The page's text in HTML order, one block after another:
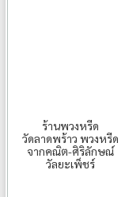
ร้านพวงหรีด
วัดลาดพร้าว พวงหรีด
จากคณิต-ศิริลักษณ์
วัลยะเพ็ชร์